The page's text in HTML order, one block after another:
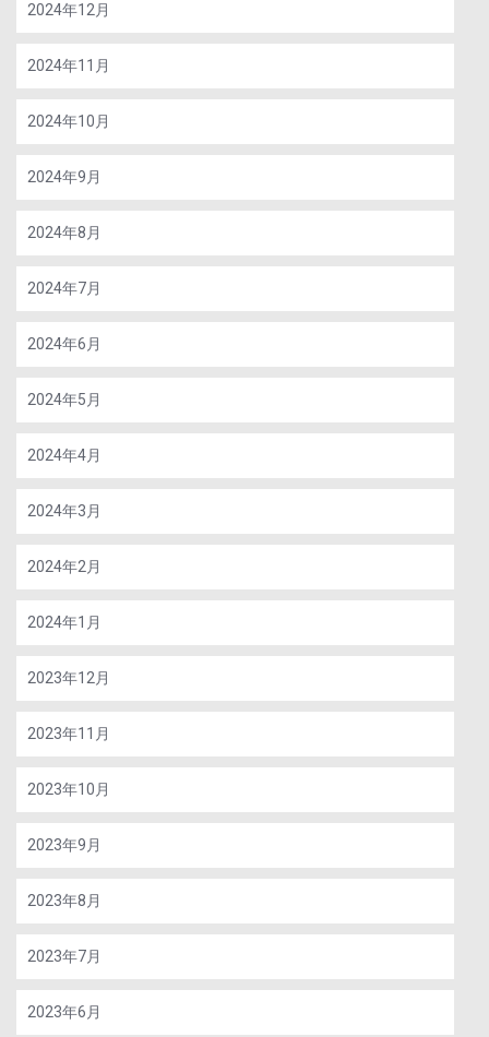
2024年12月
2024年11月
2024年10月
2024年9月
2024年8月
2024年7月
2024年6月
2024年5月
2024年4月
2024年3月
2024年2月
2024年1月
2023年12月
2023年11月
2023年10月
2023年9月
2023年8月
2023年7月
2023年6月